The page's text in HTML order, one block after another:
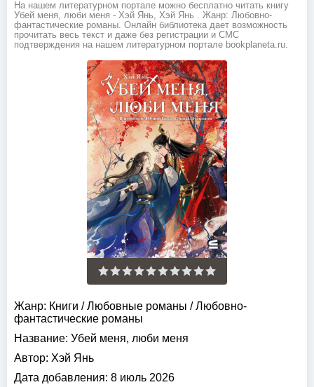
На нашем литературном портале можно бесплатно читать книгу
Убей меня, люби меня - Хэй Янь, Хэй Янь . Жанр: Любовно-
фантастические романы. Онлайн библиотека дает возможность
прочитать весь текст и даже без регистрации и СМС
подтверждения на нашем литературном портале bookplaneta.ru.
Жанр: Книги /Любовные романы /Любовно-
фантастические романы
Название: Убей меня, люби меня
Автор: Хэй Янь
Дата добавления: 8 июль 2026